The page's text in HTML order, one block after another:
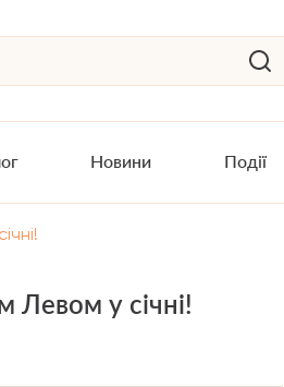
Новини Події
Левом у січні!